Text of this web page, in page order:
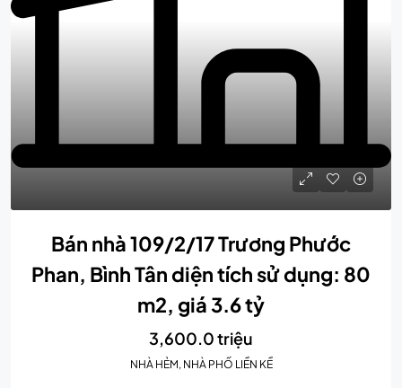
Bán nhà 109/2/17 Trương Phước
Phan, Bình Tân diện tích sử dụng: 80
m2, giá 3.6 tỷ
3,600.0 triệu
NHÀ HẺM, NHÀ PHỐ LIỀN KỀ